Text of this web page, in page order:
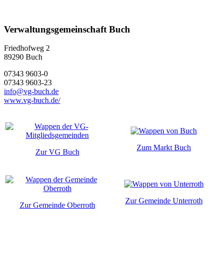
Verwaltungsgemeinschaft Buch
Friedhofweg 2
89290 Buch
07343 9603-0
07343 9603-23
info@vg-buch.de
www.vg-buch.de/
Zur VG Buch
Zum Markt Buch
Zur Gemeinde Oberroth
Zur Gemeinde Unterroth